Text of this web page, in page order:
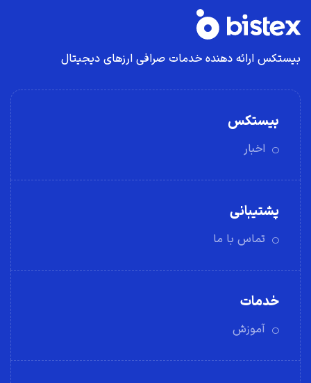
بیستکس ارائه دهنده خدمات صرافی ارز‌های دیجیتال
بیستکس
اخبار
پشتیبانی
تماس با ما
خدمات
آموزش